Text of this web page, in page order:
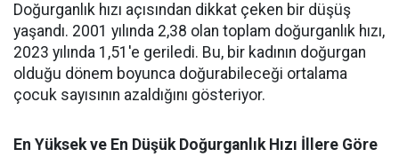
Doğurganlık hızı açısından dikkat çeken bir düşüş
yaşandı. 2001 yılında 2,38 olan toplam doğurganlık hızı,
2023 yılında 1,51'e geriledi. Bu, bir kadının doğurgan
olduğu dönem boyunca doğurabileceği ortalama
çocuk sayısının azaldığını gösteriyor.
En Yüksek ve En Düşük Doğurganlık Hızı İllere Göre